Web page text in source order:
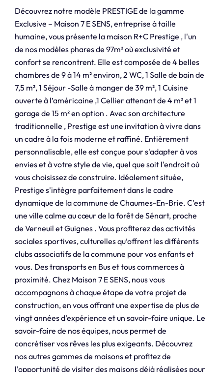
Découvrez notre modèle PRESTIGE de la gamme
Exclusive – Maison 7 E SENS, entreprise à taille
humaine, vous présente la maison R+C Prestige , l'un
de nos modèles phares de 97m² où exclusivité et
confort se rencontrent. Elle est composée de 4 belles
chambres de 9 à 14 m² environ, 2 WC, 1 Salle de bain de
7,5 m², 1 Séjour -Salle à manger de 39 m², 1 Cuisine
ouverte à l’américaine ,1 Cellier attenant de 4 m² et 1
garage de 15 m² en option . Avec son architecture
traditionnelle , Prestige est une invitation à vivre dans
un cadre à la fois moderne et raffiné. Entièrement
personnalisable, elle est conçue pour s'adapter à vos
envies et à votre style de vie, quel que soit l'endroit où
vous choisissez de construire. Idéalement située,
Prestige s'intègre parfaitement dans le cadre
dynamique de la commune de Chaumes-En-Brie. C'est
une ville calme au cœur de la forêt de Sénart, proche
de Verneuil et Guignes . Vous profiterez des activités
sociales sportives, culturelles qu’offrent les différents
clubs associatifs de la commune pour vos enfants et
vous. Des transports en Bus et tous commerces à
proximité. Chez Maison 7 E SENS, nous vous
accompagnons à chaque étape de votre projet de
construction, en vous offrant une expertise de plus de
vingt années d’expérience et un savoir-faire unique. Le
savoir-faire de nos équipes, nous permet de
concrétiser vos rêves les plus exigeants. Découvrez
nos autres gammes de maisons et profitez de
l'opportunité de visiter des maisons déjà réalisées pour